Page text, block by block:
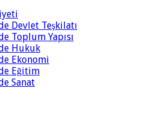
Devlet Teşkilatı
Toplum Yapısı
Hukuk
Ekonomi
Eğitim
Sanat